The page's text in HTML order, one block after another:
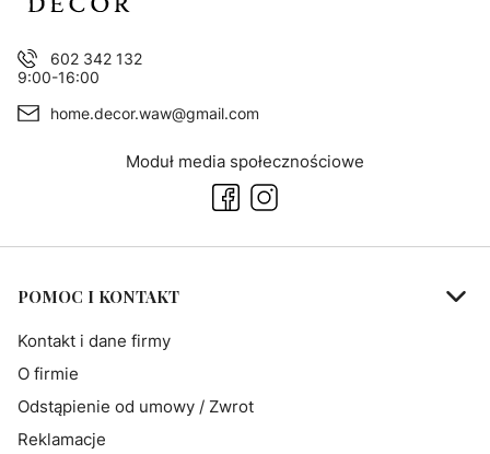
602 342 132
9:00-16:00
home.decor.waw@gmail.com
Moduł media społecznościowe
Linki w stopce
POMOC I KONTAKT
Kontakt i dane firmy
O firmie
Odstąpienie od umowy / Zwrot
Reklamacje